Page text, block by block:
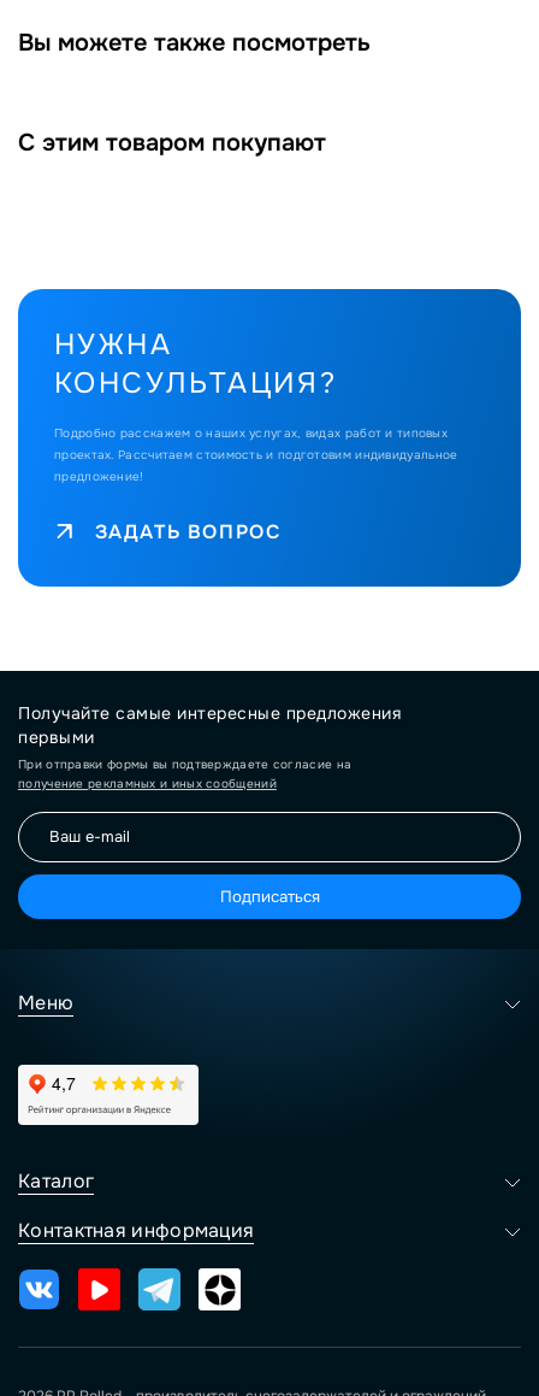
Вы можете также посмотреть
С этим товаром покупают
НУЖНА
КОНСУЛЬТАЦИЯ?
Подробно расскажем о наших услугах, видах работ и типовых
проектах. Рассчитаем стоимость и подготовим индивидуальное
предложение!
ЗАДАТЬ ВОПРОС
Получайте самые интересные предложения
первыми
При отправки формы вы подтверждаете согласие на
получение рекламных и иных сообщений
Подписаться
Меню
Каталог
Контактная информация